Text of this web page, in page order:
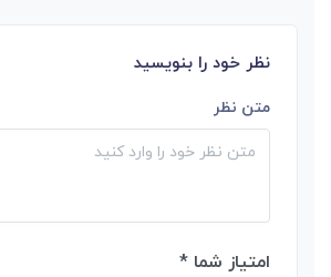
نظر خود را بنویسید
متن نظر
امتیاز شما *